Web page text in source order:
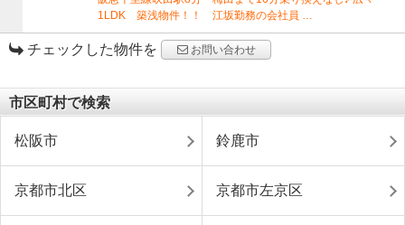
1LDK 築浅物件！！ 江坂勤務の会社員 …
チェックした物件を お問い合わせ
市区町村で検索
松阪市 鈴鹿市
京都市北区 京都市左京区